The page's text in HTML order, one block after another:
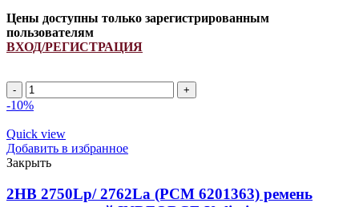
Цены доступны только зарегистрированным
пользователям
ВХОД/РЕГИСТРАЦИЯ
2HB
2550Lp/
(PCM
6201426)
ремень
многоручьевой
INDFORCE
Unlimit
-10%
Quick view
Добавить в избранное
Закрыть
2HB 2750Lp/ 2762La (PCM 6201363) ремень